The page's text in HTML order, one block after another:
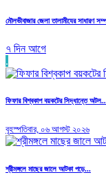
মৌলভীবাজার জেলা তালামীযের সাধারণ
৭ দিন আগে
.
ফিফার বিশ্বকাপ বয়কটের সিদ্ধান্তে
বৃহস্পতিবার, ০৬ আগস্ট ২০২৬
শ্রীমঙ্গলে মাছের জালে আটকা পড়ে...